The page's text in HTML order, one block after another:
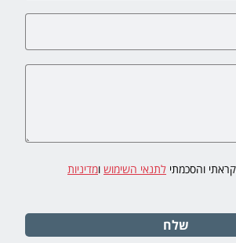
והסכמתי לתנאי השימוש ומדיניות
שלח